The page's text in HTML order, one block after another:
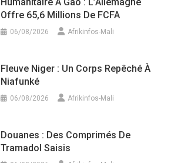
Humanitaire À Gao : L’Allemagne
Offre 65,6 Millions De FCFA
06/08/2026 Afrikinfos-Mali
Fleuve Niger : Un Corps Repêché À
Niafunké
06/08/2026 Afrikinfos-Mali
Douanes : Des Comprimés De
Tramadol Saisis